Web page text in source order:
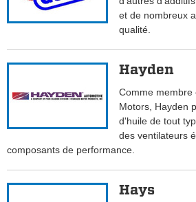
et de nombreux
qualité.
Hayden
Comme membre
Motors, Hayden
d'huile de tout
des ventilateurs
composants de performance.
Hays